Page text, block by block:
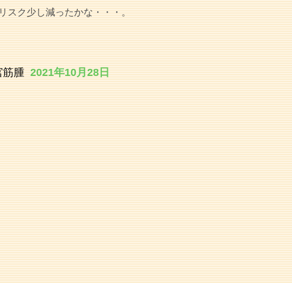
スク少し減ったかな・・・。
筋腫 2021年10月28日